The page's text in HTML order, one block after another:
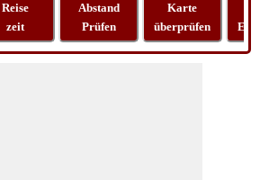
Reise
zeit
Abstand
Prüfen
Karte
überprüfen